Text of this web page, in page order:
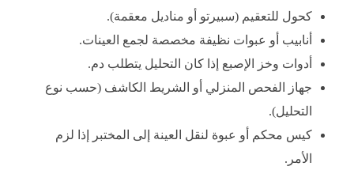
كحول للتعقيم (سبيرتو أو مناديل معقمة).
أنابيب أو عبوات نظيفة مخصصة لجمع العينات.
أدوات وخز الإصبع إذا كان التحليل يتطلب دم.
جهاز الفحص المنزلي أو الشريط الكاشف (حسب نوع
التحليل).
كيس محكم أو عبوة لنقل العينة إلى المختبر إذا لزم
الأمر.